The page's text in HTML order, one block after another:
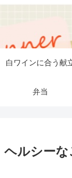
白ワインに合う献
弁当
ルシー